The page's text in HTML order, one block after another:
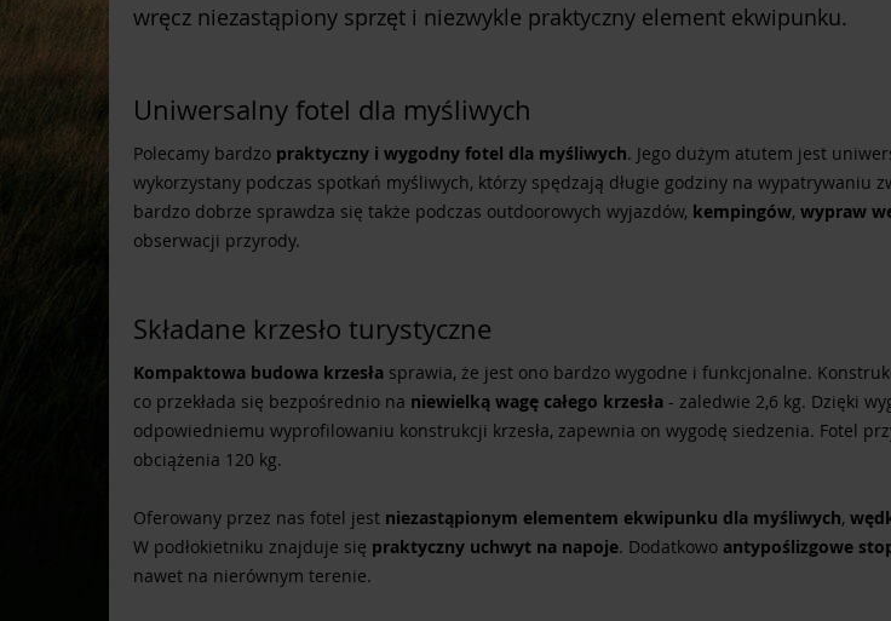
wręcz niezastąpiony sprzęt i niezwykle praktyczny element ekwipunku.
Uniwersalny fotel dla myśliwych
Polecamy bardzo praktyczny i wygodny fotel dla myśliwych. Jego dużym atutem jest
wykorzystany podczas spotkań myśliwych, którzy spędzają długie godziny na wypatrywaniu
bardzo dobrze sprawdza się także podczas outdoorowych wyjazdów, kempingów, wypraw
obserwacji przyrody.
Składane krzesło turystyczne
Kompaktowa budowa krzesła sprawia, że jest ono bardzo wygodne i funkcjonalne.
co przekłada się bezpośrednio na niewielką wagę całego krzesła - zaledwie 2,6 kg. Dzięki
odpowiedniemu wyprofilowaniu konstrukcji krzesła, zapewnia on wygodę siedzenia. Fotel
obciążenia 120 kg.
Oferowany przez nas fotel jest niezastąpionym elementem ekwipunku dla myśliwych,
W podłokietniku znajduje się praktyczny uchwyt na napoje. Dodatkowo antypoślizgowe
nawet na nierównym terenie.